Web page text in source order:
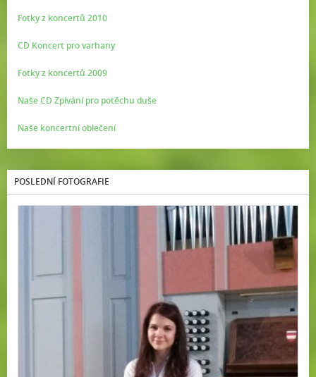
Fotky z koncertů 2010
CD Koncert pro varhany
Fotky z koncertů 2009
Naše CD Zpívání pro potěchu duše
Naše koncertní oblečení
POSLEDNÍ FOTOGRAFIE